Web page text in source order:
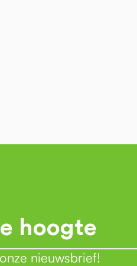
hoogte
nieuwsbrief!